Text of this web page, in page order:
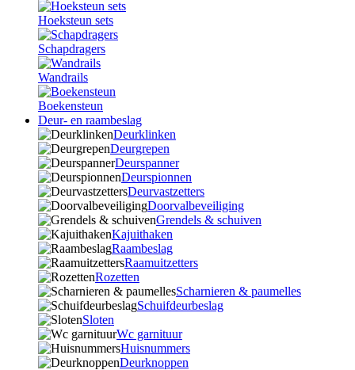
Hoeksteun sets
Schapdragers
Wandrails
Boekensteun
Deur- en raambeslag
Deurklinken
Deurgrepen
Deurspanner
Deurspionnen
Deurvastzetters
Doorvalbeveiliging
Grendels & schuiven
Kajuithaken
Raambeslag
Raamuitzetters
Rozetten
Scharnieren & paumelles
Schuifdeurbeslag
Sloten
Wc garnituur
Huisnummers
Deurknoppen